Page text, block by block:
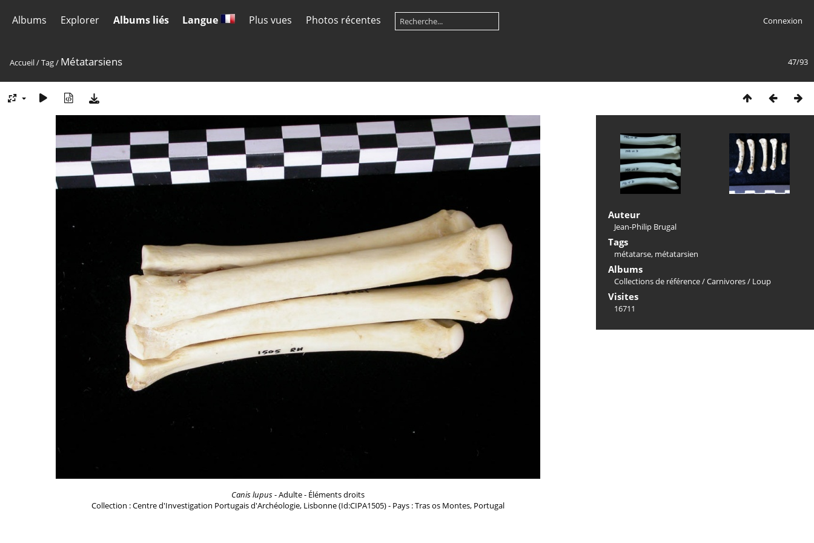
Albums Explorer Albums liés Langue Plus vues Photos récentes Connexion
47/93
Accueil/Tag/ Métatarsiens
Canis lupus- Adulte - Éléments droits
Collection : Centre d'Investigation Portugais d'Archéologie, Lisbonne (Id:CIPA1505) - Pays : Tras os Montes, Portugal
Auteur
Jean-Philip Brugal
Tags
métatarse, métatarsien
Albums
Collections de référence/Carnivores/ Loup
Visites
16711